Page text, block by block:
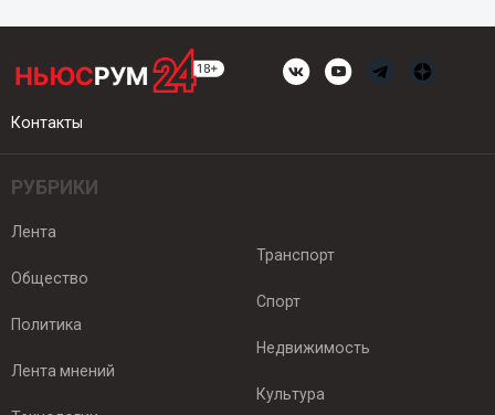
Контакты
РУБРИКИ
Лента
Общество
Политика
Лента мнений
Транспорт
Спорт
Недвижимость
Культура